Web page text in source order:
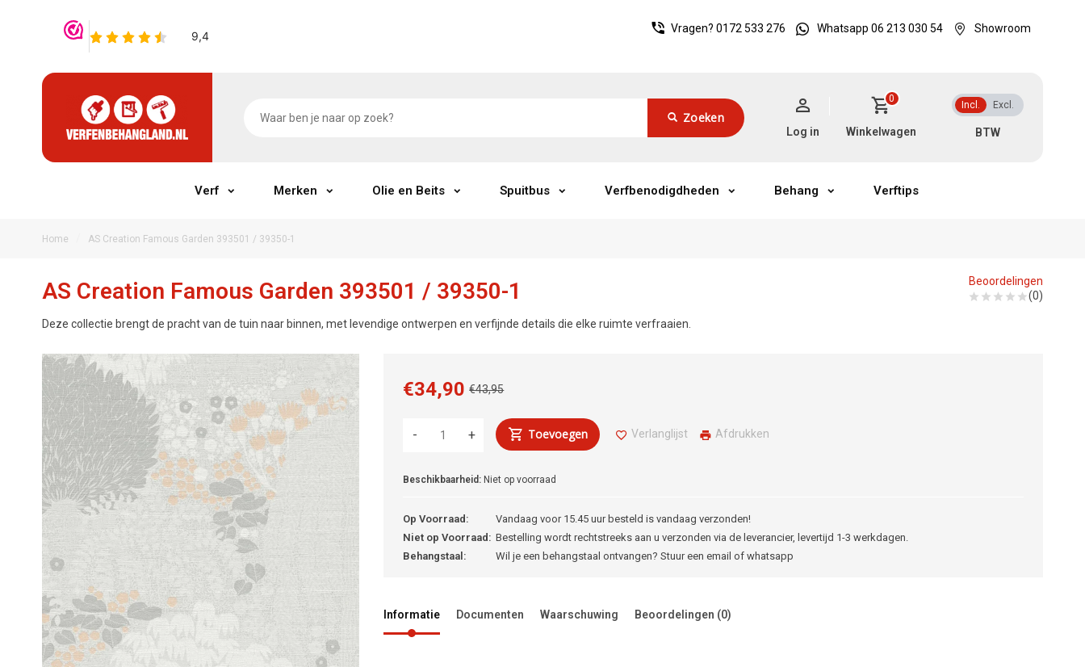
Vragen? 0172 533 276 Whatsapp 06 213 030 54 Showroom
Zoeken
Incl. Excl.
0
Winkelwagen
Log in
Verf Merken Olie en Beits Spuitbus Verfbenodigdheden Behang Verftips
Home AS Creation Famous Garden 393501 / 39350-1
AS Creation Famous Garden 393501 / 39350-1
Deze collectie brengt de pracht van de tuin naar binnen, met levendige ontwerpen en verfijnde details die elke ruimte verfraaien.
Beoordelingen
(0)
€43,95
€34,90
+
- Toevoegen Verlanglijst Afdrukken
Beschikbaarheid: Niet op voorraad
Op Voorraad:
Vandaag voor 15.45 uur besteld is vandaag verzonden!
Niet op Voorraad: Bestelling wordt rechtstreeks aan u verzonden via de leverancier, levertijd 1-3 werkdagen.
Behangstaal:
Wil je een behangstaal ontvangen? Stuur een email of whatsapp
Informatie Documenten Waarschuwing Beoordelingen (0)